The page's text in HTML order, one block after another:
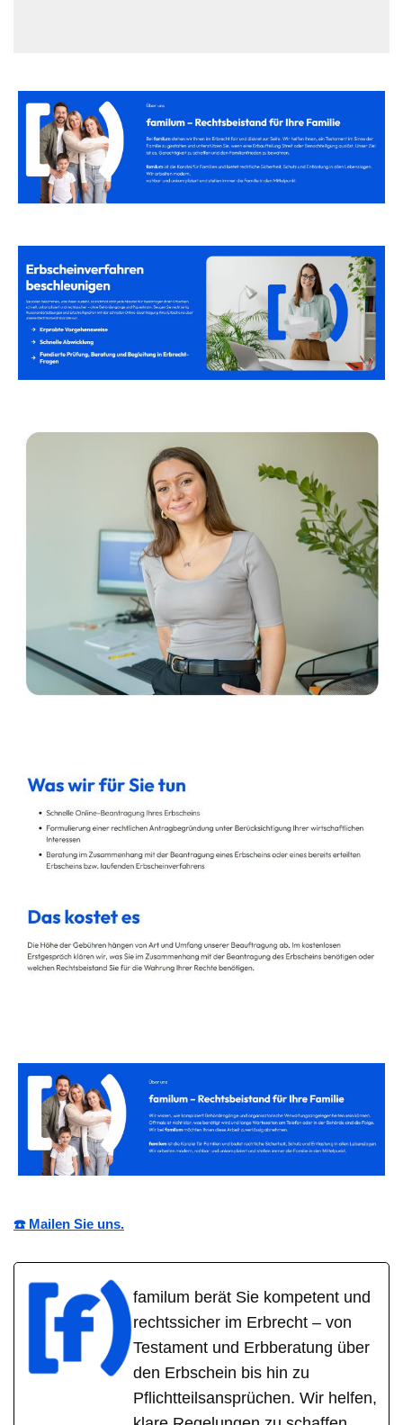
☎️ Mailen Sie uns.
familum berät Sie kompetent und
rechtssicher im Erbrecht – von
Testament und Erbberatung über
den Erbschein bis hin zu
Pflichtteilsansprüchen. Wir helfen,